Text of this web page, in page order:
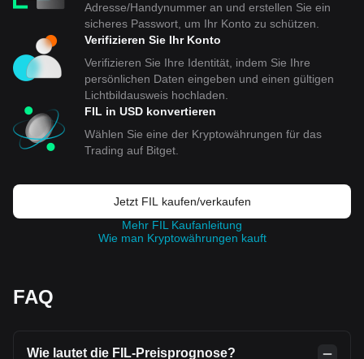
Adresse/Handynummer an und erstellen Sie ein
sicheres Passwort, um Ihr Konto zu schützen.
Verifizieren Sie Ihr Konto
Verifizieren Sie Ihre Identität, indem Sie Ihre
persönlichen Daten eingeben und einen gültigen
Lichtbildausweis hochladen.
FIL in USD konvertieren
Wählen Sie eine der Kryptowährungen für das
Trading auf Bitget.
Jetzt FIL kaufen/verkaufen
Mehr FIL Kaufanleitung
Wie man Kryptowährungen kauft
FAQ
Wie lautet die FIL-Preisprognose?